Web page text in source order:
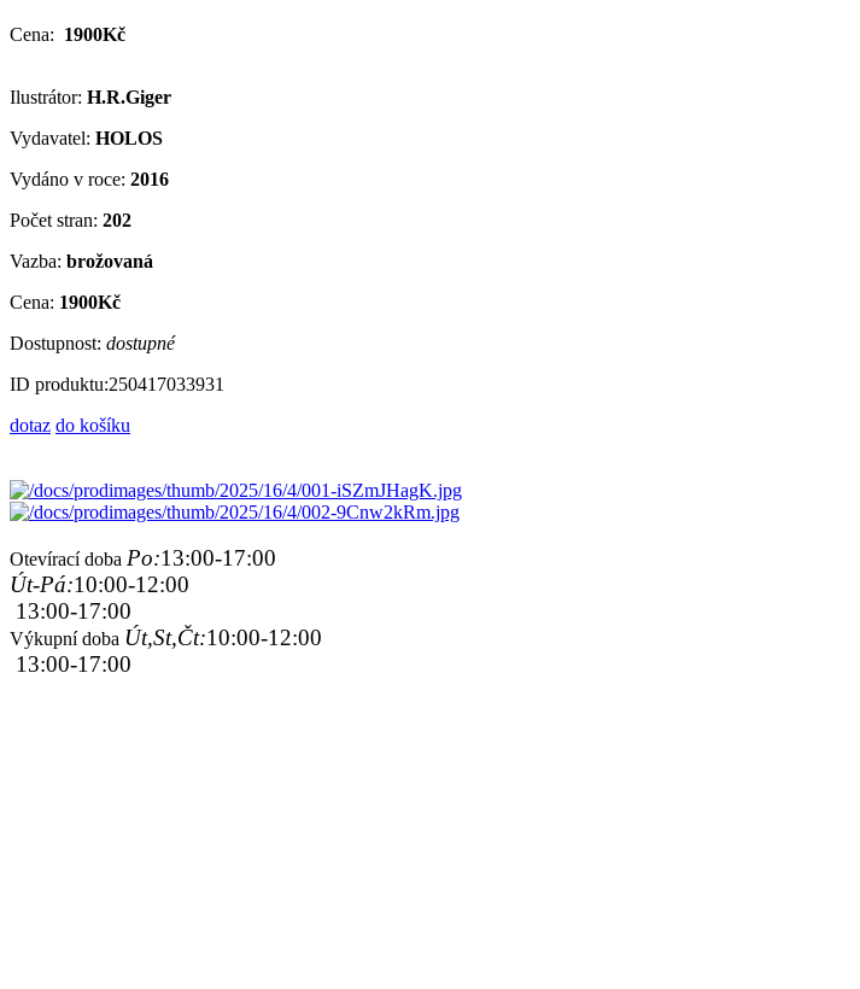
Cena: 1900Kč
Ilustrátor: H.R.Giger
Vydavatel: HOLOS
Vydáno v roce: 2016
Počet stran: 202
Vazba: brožovaná
Cena: 1900Kč
Dostupnost: dostupné
ID produktu:250417033931
dotaz do košíku
Otevírací doba Po:13:00-17:00
Út-Pá:10:00-12:00
13:00-17:00
Výkupní doba Út,St,Čt:10:00-12:00
13:00-17:00